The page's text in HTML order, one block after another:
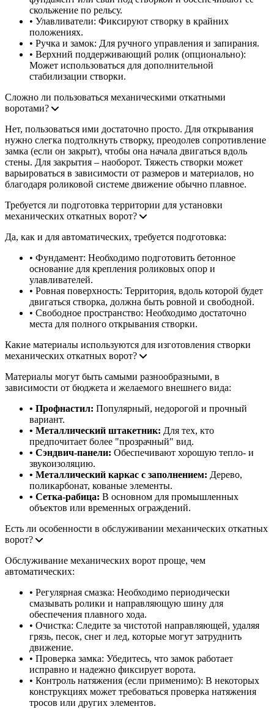
скольжение по рельсу.
• Улавливатели: Фиксируют створку в крайних
положениях.
• Ручка и замок: Для ручного управления и запирания.
• Верхний поддерживающий ролик (опционально):
Может использоваться для дополнительной
стабилизации створки.
Сложно ли пользоваться механическими откатными
воротами?
Нет, пользоваться ими достаточно просто. Для открывания
нужно слегка подтолкнуть створку, преодолев сопротивление
замка (если он закрыт), чтобы она начала двигаться вдоль
стены. Для закрытия – наоборот. Тяжесть створки может
варьироваться в зависимости от размеров и материалов, но
благодаря роликовой системе движение обычно плавное.
Требуется ли подготовка территории для установки
механических откатных ворот?
Да, как и для автоматических, требуется подготовка:
• Фундамент: Необходимо подготовить бетонное
основание для крепления роликовых опор и
улавливателей.
• Ровная поверхность: Территория, вдоль которой будет
двигаться створка, должна быть ровной и свободной.
• Свободное пространство: Необходимо достаточно
места для полного открывания створки.
Какие материалы используются для изготовления створки
механических откатных ворот?
Материалы могут быть самыми разнообразными, в
зависимости от бюджета и желаемого внешнего вида:
• Профнастил: Популярный, недорогой и прочный
вариант.
• Металлический штакетник: Для тех, кто
предпочитает более "прозрачный" вид.
• Сэндвич-панели: Обеспечивают хорошую тепло- и
звукоизоляцию.
• Металлический каркас с заполнением: Дерево,
поликарбонат, кованые элементы.
• Сетка-рабица: В основном для промышленных
объектов или временных ограждений.
Есть ли особенности в обслуживании механических откатных
ворот?
Обслуживание механических ворот проще, чем
автоматических:
• Регулярная смазка: Необходимо периодически
смазывать ролики и направляющую шину для
обеспечения плавного хода.
• Очистка: Следите за чистотой направляющей, удаляя
грязь, песок, снег и лед, которые могут затруднить
движение.
• Проверка замка: Убедитесь, что замок работает
исправно и надежно фиксирует ворота.
• Контроль натяжения (если применимо): В некоторых
конструкциях может требоваться проверка натяжения
тросов или других элементов.